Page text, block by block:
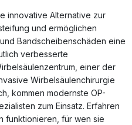
innovative Alternative zur
und ermöglichen
und Bandscheibenschäden eine
verbesserte
einer der
Wirbelsäulenchirurgie
kommen modernste OP-
zum Einsatz. Erfahren
funktionieren, für wen sie